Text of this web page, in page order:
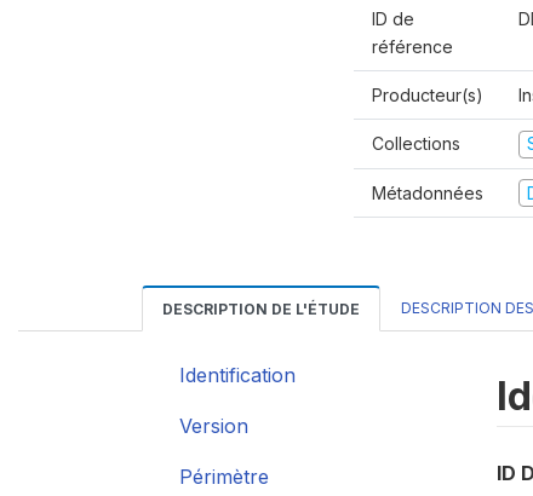
ID de
référence
Producteur(s)
Collections
Métadonnées
DESCRIPTION DE L'ÉTUDE DESCRIPTION
Identification
Version
Périmètre
ID